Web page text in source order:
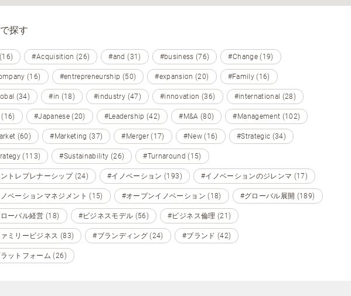
探す
#Acquisition (26) #and (31) #business (76) #Change (19)
(16) #entrepreneurship (50) #expansion (20) #Family (16)
(34) #in (18) #industry (47) #innovation (36) #international (28)
#Japanese (20) #Leadership (42) #M&A (80) #Management (102)
(60) #Marketing (37) #Merger (17) #New (16) #Strategic (34)
(113) #Sustainability (26) #Turnaround (15)
トレプレナーシップ (24) #イノベーション (193) #イノベーションのジレンマ (17)
ベーションマネジメント (15) #オープンイノベーション (18) #グローバル展開 (189)
ーバル経営 (18) #ビジネスモデル (56) #ビジネス倫理 (21)
ミリービジネス (83) #ブランディング (24) #ブランド (42)
ットフォーム (26)